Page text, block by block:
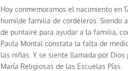
Hoy conmemoramos el nacimiento en
humilde familia de cordeleros. Siendo
de puntaire para ayudar a la familia,
Paula Montal constata la falta de
las niñas. Y se siente llamada por
María Religiosas de las Escuelas Pías.